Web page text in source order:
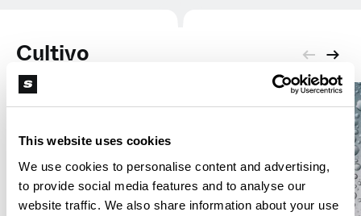
This website uses cookies
We use cookies to personalise content and advertising,
to provide social media features and to analyse our
website traffic. We also share information about your use
Cultivo